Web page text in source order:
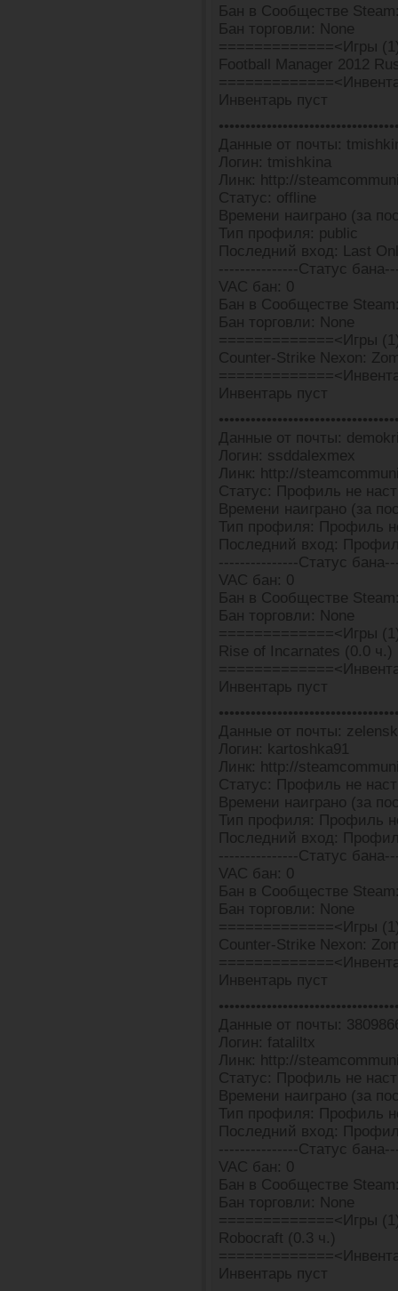
Бан в Сообществе
Бан торговли: None
=============<Игры
Football Manager 2012
Инвентарь пуст
Данные от почты:
Логин: tmishkina
Линк: http://
Статус: offline
Времени наиграно (за
Тип профиля: public
Последний вход: Last
---------------Статус
VAC бан: 0
Бан в Сообществе
Бан торговли: None
=============<Игры
Counter-Strike Nexon:
Инвентарь пуст
Данные от почты:
Логин: ssddalexmex
Линк: http://
Статус: Профиль не
Времени наиграно (за
Тип профиля: Профиль
Последний вход:
---------------Статус
VAC бан: 0
Бан в Сообществе
Бан торговли: None
=============<Игры
Rise of Incarnates (0.0 ч.)
Инвентарь пуст
Данные от почты:
Логин: kartoshka91
Линк: http://
Статус: Профиль не
Времени наиграно (за
Тип профиля: Профиль
Последний вход:
---------------Статус
VAC бан: 0
Бан в Сообществе
Бан торговли: None
=============<Игры
Counter-Strike Nexon:
Инвентарь пуст
Данные от почты:
Логин: fataliltx
Линк: http://
Статус: Профиль не
Времени наиграно (за
Тип профиля: Профиль
Последний вход:
---------------Статус
VAC бан: 0
Бан в Сообществе
Бан торговли: None
=============<Игры
Robocraft (0.3 ч.)
Инвентарь пуст